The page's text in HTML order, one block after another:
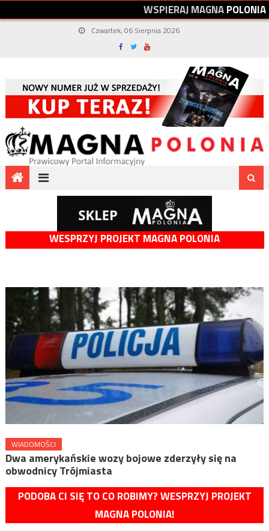
WSPIERAJMAGNAPOLONIA
Czwartek, 06 Sierpnia 2026
WESPRZYJ PROJEKT MAGNA POLONIA
WIADOMOŚCI
Dwa amerykańskie wozy bojowe zderzyły się na
obwodnicy Trójmiasta
PODOBA CI SIĘ TO CO ROBIMY? WESPRZYJ PROJEKT
MAGNA POLONIA!